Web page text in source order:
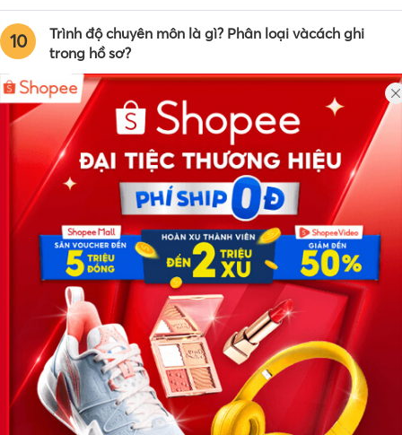
10
Trình độ chuyên môn là gì? Phân loại vàcách ghi
trong hồ sơ?
Công ty TNHH Eyeplus Online
Địa chỉ: Số 81, ngõ 68, đường Cầu Giấy, Tổ 05, Phường Quan
Hoa, Quận Cầu Giấy, TP Hà Nội, Việt Nam
SĐT: 0981 448 766
Email:
hotro@timviec.com.vn
VỀ CHÚNG TÔI
News.timviec.com.vn là website cung cấp thông tin liên quan đến
nhân sự, nghề nghiệp do Timviec.com.vn vận hành nhằm giúp
doanh nghiệp, nhân sự tuyển dụng, người đi làm, người tìm việc
cập nhật thông tin và đáp ứng được mong muốn của mình.